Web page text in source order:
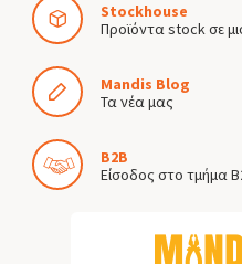
Stockhouse
Προϊόντα stock σε
Mandis Blog
Τα νέα μας
B2B
Είσοδος στο τμήμα